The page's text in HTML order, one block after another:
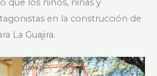
que los niños, niñas y
en la construcción de
La Guajira.